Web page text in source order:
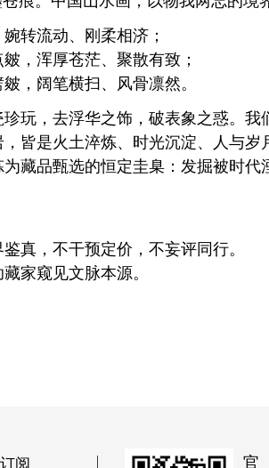
转流动、刚柔相济；
，浑厚苍茫、聚散有致；
，阔笔横扫、风骨凛然。
玩，去浮华之饰，破表象之惑。我
皆是火土淬炼、时光沉淀、人与岁
藏品甄选的恒定圭臬：发掘被时
真，不干预定价，不妄评同行。
家窥见文脉本源。
官
阅